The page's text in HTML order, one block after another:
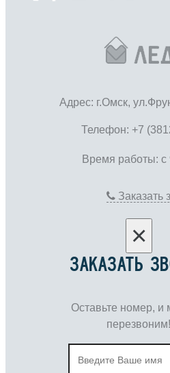
Адрес: г.Омск,
Телефон: +7
Время работы: c
Заказать
×
ЗАКАЗАТЬ
Оставьте номер,
перезвоним!